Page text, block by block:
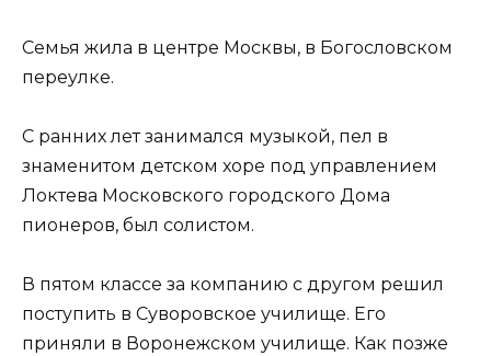
Семья жила в центре Москвы, в Богословском
переулке.
С ранних лет занимался музыкой, пел в
знаменитом детском хоре под управлением
Локтева Московского городского Дома
пионеров, был солистом.
В пятом классе за компанию с другом решил
поступить в Суворовское училище. Его
приняли в Воронежском училище. Как позже